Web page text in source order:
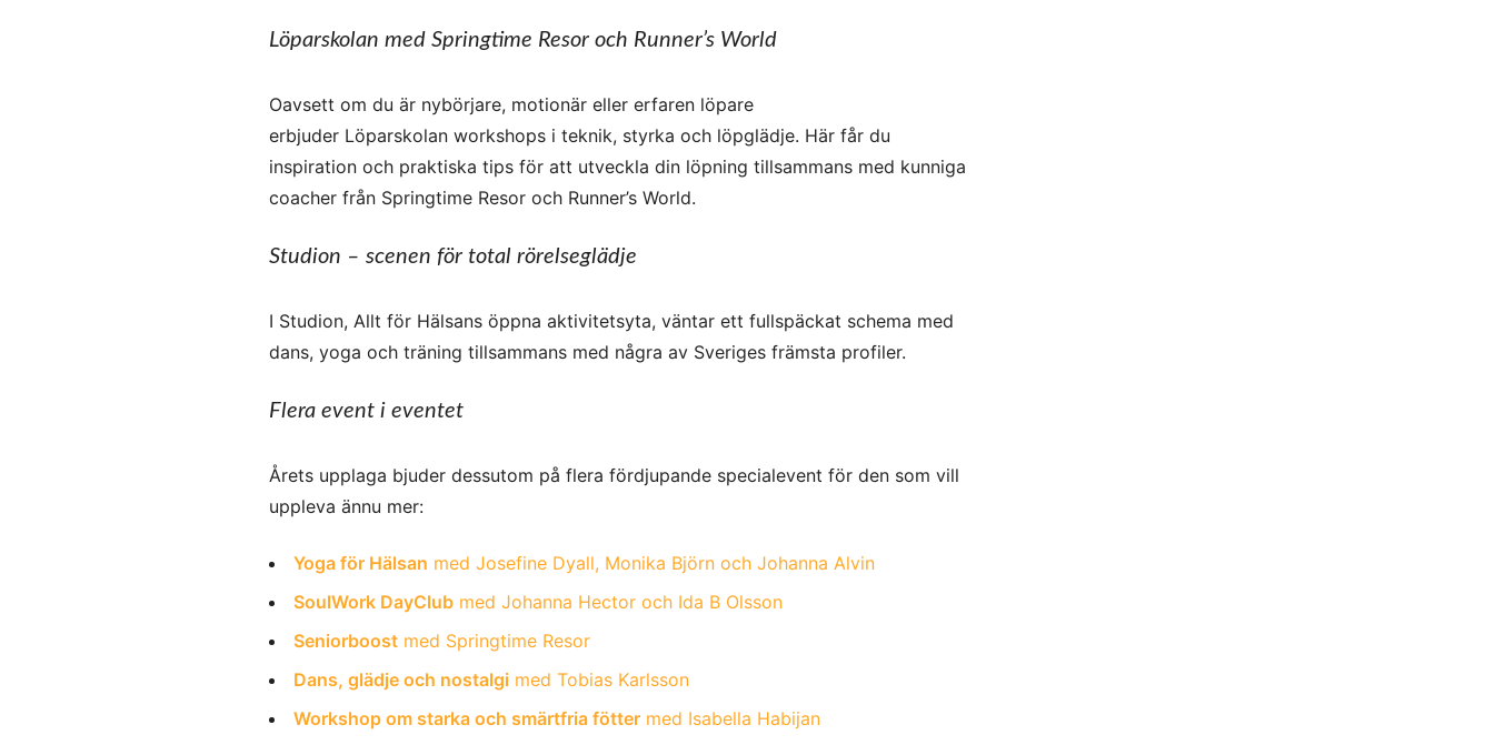
Löparskolan med Springtime Resor och Runner’s World
Oavsett om du är nybörjare, motionär eller erfaren löpare
erbjuder Löparskolan workshops i teknik, styrka och löpglädje. Här får du
inspiration och praktiska tips för att utveckla din löpning tillsammans med kunniga
coacher från Springtime Resor och Runner’s World.
Studion – scenen för total rörelseglädje
I Studion, Allt för Hälsans öppna aktivitetsyta, väntar ett fullspäckat schema med
dans, yoga och träning tillsammans med några av Sveriges främsta profiler.
Flera event i eventet
Årets upplaga bjuder dessutom på flera fördjupande specialevent för den som vill
uppleva ännu mer:
Yoga för Hälsan med Josefine Dyall, Monika Björn och Johanna Alvin
SoulWork DayClub med Johanna Hector och Ida B Olsson
Seniorboost med Springtime Resor
Dans, glädje och nostalgi med Tobias Karlsson
Workshop om starka och smärtfria fötter med Isabella Habijan